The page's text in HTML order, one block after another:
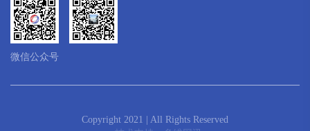
微信公众号
Copyright 2021 | All Rights Reserved